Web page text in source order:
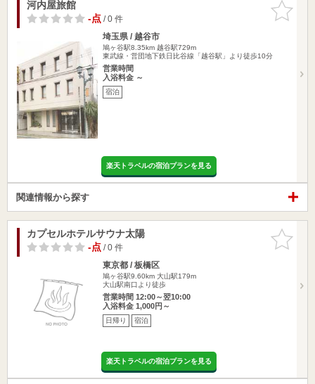
お気に入
りに追加
河内屋旅館
-点/ 0 件
埼玉県 / 越谷市
鳩ヶ谷駅8.35km 越谷駅729m
東武線・営団地下鉄日比谷線「越谷駅」より徒歩10分
営業時間
入浴料金 ～
宿泊
楽天トラベルの宿泊プランを見る
関連情報から探す
お気に入
りに追加
カプセルホテルサウナ太陽
-点/ 0 件
東京都 / 板橋区
鳩ヶ谷駅9.60km 大山駅179m
大山駅南口より徒歩
営業時間 12:00～翌10:00
入浴料金 1,000円～
日帰り 宿泊
楽天トラベルの宿泊プランを見る